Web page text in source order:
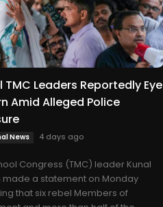
TMC Leaders Reportedly Eye
Amid Alleged Police
News 4 days ago
Congress (TMC) leader Kunal
made a statement on Monday
that six rebel Members of